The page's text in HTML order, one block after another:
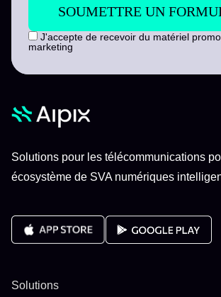
J'accepte de recevoir du matériel
marketing
Solutions pour les télécommunications
écosystème de SVA numériques
Solutions